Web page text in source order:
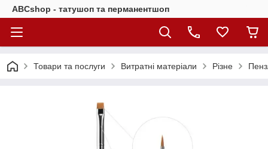
ABCshop - татушоп та перманентшоп
Товари та послуги Витратні матеріали Різне